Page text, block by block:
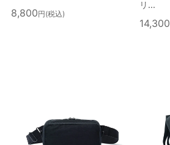
8,800 税込
リ...
14,300